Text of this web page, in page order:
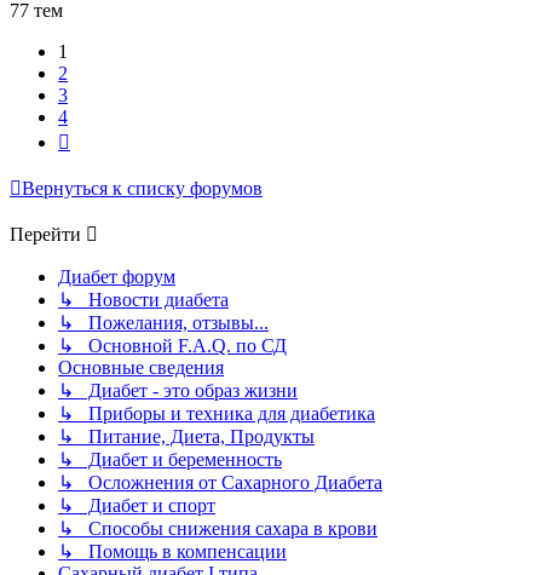
77 тем
1
2
3
4
Вернуться к списку форумов
Перейти
Диабет форум
↳ Новости диабета
↳ Пожелания, отзывы...
↳ Основной F.A.Q. по СД
Основные сведения
↳ Диабет - это образ жизни
↳ Приборы и техника для диабетика
↳ Питание, Диета, Продукты
↳ Диабет и беременность
↳ Осложнения от Сахарного Диабета
↳ Диабет и спорт
↳ Способы снижения сахара в крови
↳ Помощь в компенсации